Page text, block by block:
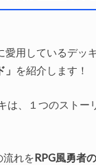
愛用しているデッキ
を紹介します！
は、１つのストー
流れをRPG風勇者